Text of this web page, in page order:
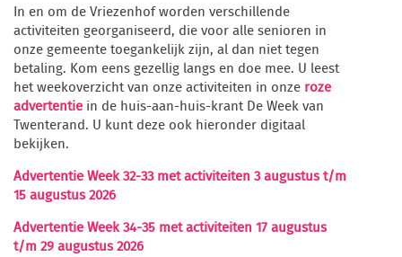
In en om de Vriezenhof worden verschillende
activiteiten georganiseerd, die voor alle senioren in
onze gemeente toegankelijk zijn, al dan niet tegen
betaling. Kom eens gezellig langs en doe mee. U leest
het weekoverzicht van onze activiteiten in onze roze
advertentie in de huis-aan-huis-krant De Week van
Twenterand. U kunt deze ook hieronder digitaal
bekijken.
Advertentie Week 32-33 met activiteiten 3 augustus t/m
15 augustus 2026
Advertentie Week 34-35 met activiteiten 17 augustus
t/m 29 augustus 2026